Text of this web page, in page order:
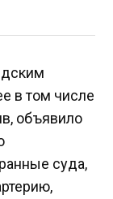
в том числе
объявило
суда,